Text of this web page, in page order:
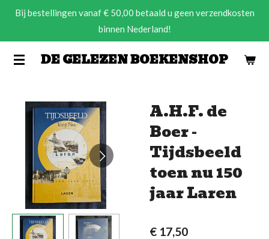
Ga
de
DE GELEZEN BOEKENSHOP
Bij bestellingen vanaf € 50,00 betaald u geen verzendkosten
binnen Nederland!
A.H.F. de
Boer -
Tijdsbeeld
toen nu 150
jaar Laren
€ 17,50